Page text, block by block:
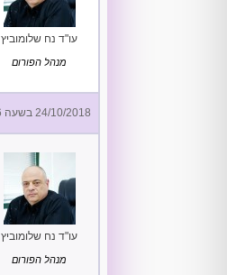
עו"ד נח שלומוביץ
מנהל הפורום
24/10/2018 בשעה 11:36
עו"ד נח שלומוביץ
מנהל הפורום